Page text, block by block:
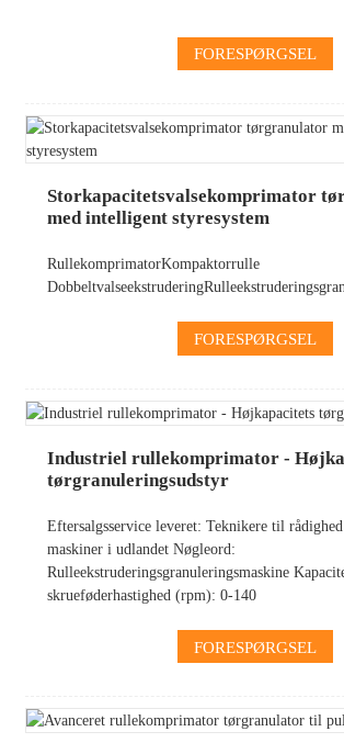
FORESPØRGSEL
Storkapacitetsvalsekomprimator
med intelligent styresystem
RullekomprimatorKompaktorrulle
FORESPØRGSEL
Industriel rullekomprimator -
tørgranuleringsudstyr
Eftersalgsservice leveret: Teknikere til
maskiner i udlandet Nøgleord:
Rulleekstruderingsgranuleringsmaskine
skrueføderhastighed (rpm): 0-140
FORESPØRGSEL